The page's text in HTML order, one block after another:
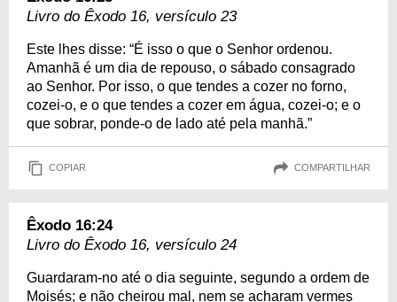
Livro do Êxodo 16, versículo 23
Este lhes disse: “É isso o que o Senhor ordenou.
Amanhã é um dia de repouso, o sábado consagrado
ao Senhor. Por isso, o que tendes a cozer no forno,
cozei-o, e o que tendes a cozer em água, cozei-o; e o
que sobrar, ponde-o de lado até pela manhã.”
COPIAR COMPARTILHAR
Êxodo 16:24
Livro do Êxodo 16, versículo 24
Guardaram-no até o dia seguinte, segundo a ordem de
Moisés; e não cheirou mal, nem se acharam vermes